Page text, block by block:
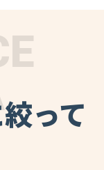
って